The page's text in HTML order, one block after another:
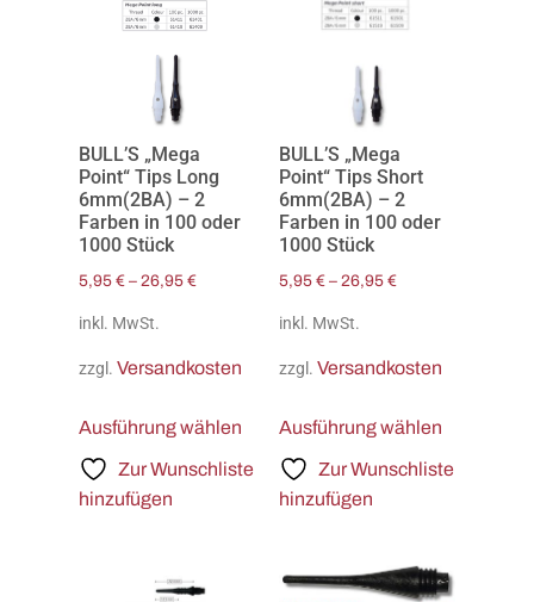
BULL’S „Mega
Point“ Tips Long
6mm(2BA) – 2
Farben in 100 oder
1000 Stück
5,95 € – 26,95 €
inkl. MwSt.
zzgl. Versandkosten
Ausführung wählen
Zur Wunschliste
hinzufügen
BULL’S „Mega
Point“ Tips Short
6mm(2BA) – 2
Farben in 100 oder
1000 Stück
5,95 € – 26,95 €
inkl. MwSt.
zzgl. Versandkosten
Ausführung wählen
Zur Wunschliste
hinzufügen